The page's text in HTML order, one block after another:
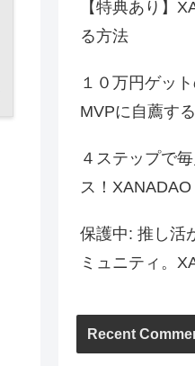
【特典あり】
る方法
１０万円ゲッ
MVPに自薦す
４ステップで
ス！
保護中: 推し活
ミュニティ。
Recent